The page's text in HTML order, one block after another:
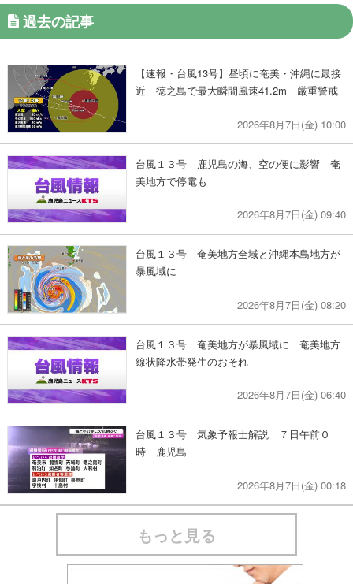
過去の記事
【速報・台風13号】昼頃に奄美・沖縄に最接
近 徳之島で最大瞬間風速41.2m 厳重警戒
2026年8月7日(金) 10:00
台風１３号 鹿児島の海、空の便に影響 奄
美地方で停電も
2026年8月7日(金) 09:40
台風１３号 奄美地方全域と沖縄本島地方が
暴風域に
2026年8月7日(金) 08:20
台風１３号 奄美地方が暴風域に 奄美地方
線状降水帯発生のおそれ
2026年8月7日(金) 06:40
台風１３号 気象予報士解説 ７日午前０
時 鹿児島
2026年8月7日(金) 00:18
もっと見る